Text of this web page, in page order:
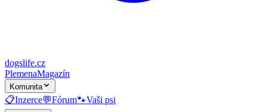
dogslife.cz
PlemenaMagazín
Komunita
📋Inzerce💬Fórum🐾Vaši psi